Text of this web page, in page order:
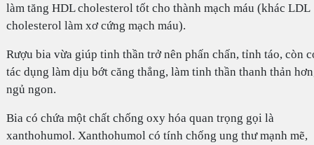
làm tăng HDL cholesterol tốt cho thành mạch máu (khác LDL
cholesterol làm xơ cứng mạch máu).
Rượu bia vừa giúp tinh thần trở nên phấn chấn, tỉnh táo, còn
tác dụng làm dịu bớt căng thẳng, làm tinh thần thanh thản
ngủ ngon.
Bia có chứa một chất chống oxy hóa quan trọng gọi là
xanthohumol. Xanthohumol có tính chống ung thư mạnh mẽ,